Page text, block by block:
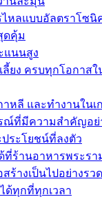
ไหลแบบอัลตราโซนิ
ดคุ้ม
แนนสูง
ยง ครบทุกโอกาสใ
าหลี และทำงานในเ
รณ์ที่มีความสำคัญอย่
ระโยชน์ที่ลงตัว
ร้านอาหารพระรา
ร้างเป็นไปอย่างรวด
ทุกที่ทุกเวลา